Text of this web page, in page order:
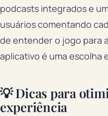
podcasts integrados e
usuários comentando
de entender o jogo para
aplicativo é uma escolha
💡 Dicas para
experiência